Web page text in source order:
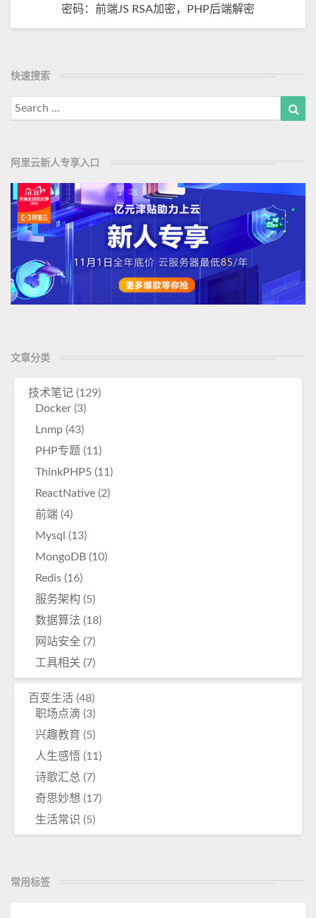
密码：前端JS RSA加密，PHP后端解密
快速搜索
Search
for:
阿里云新人专享入口
文章分类
技术笔记 (129)
Docker (3)
Lnmp (43)
PHP专题 (11)
ThinkPHP5 (11)
ReactNative (2)
前端 (4)
Mysql (13)
MongoDB (10)
Redis (16)
服务架构 (5)
数据算法 (18)
网站安全 (7)
工具相关 (7)
百变生活 (48)
职场点滴 (3)
兴趣教育 (5)
人生感悟 (11)
诗歌汇总 (7)
奇思妙想 (17)
生活常识 (5)
常用标签